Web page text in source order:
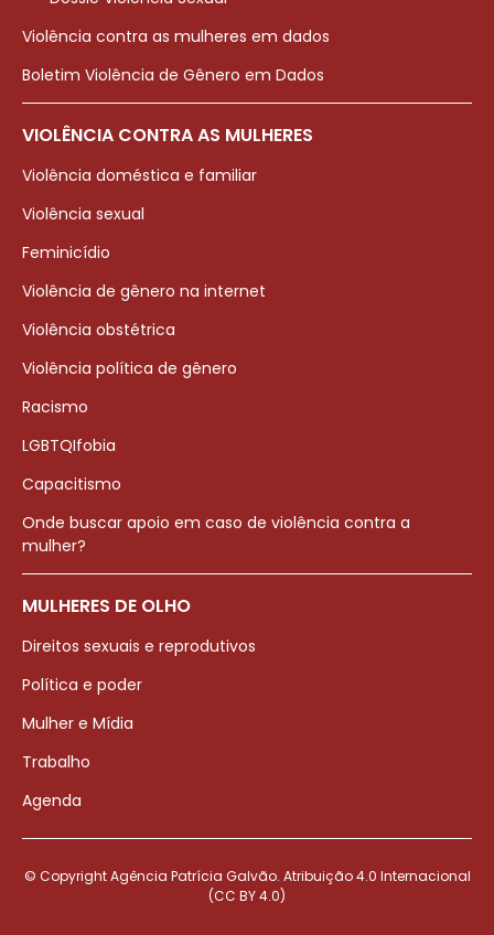
Violência contra as mulheres em dados
Boletim Violência de Gênero em Dados
VIOLÊNCIA CONTRA AS MULHERES
Violência doméstica e familiar
Violência sexual
Feminicídio
Violência de gênero na internet
Violência obstétrica
Violência política de gênero
Racismo
LGBTQIfobia
Capacitismo
Onde buscar apoio em caso de violência contra a
mulher?
MULHERES DE OLHO
Direitos sexuais e reprodutivos
Política e poder
Mulher e Mídia
Trabalho
Agenda
© Copyright Agência Patrícia Galvão. Atribuição 4.0 Internacional
(CC BY 4.0)